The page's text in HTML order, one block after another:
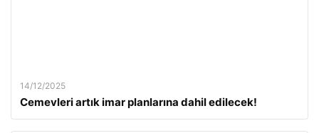
14/12/2025
Cemevleri artık imar planlarına dahil edilecek!